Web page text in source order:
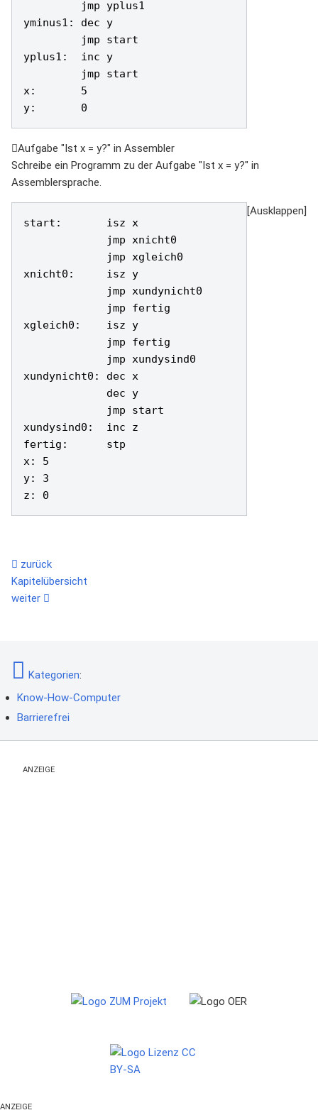
yminus1: dec y
yplus1:  inc y
x:       5
Aufgabe "Ist x = y?" in Assembler
Schreibe ein Programm zu der Aufgabe "Ist x = y?" in
Assemblersprache.
start:       isz x
xnicht0:     isz y
xgleich0:    isz y
xundynicht0: dec x
xundysind0:  inc z
fertig:      stp
x: 5
y: 3
zurück
Kapitelübersicht
weiter
Kategorien:
Know-How-Computer
Barrierefrei
ANZEIGE
ANZEIGE